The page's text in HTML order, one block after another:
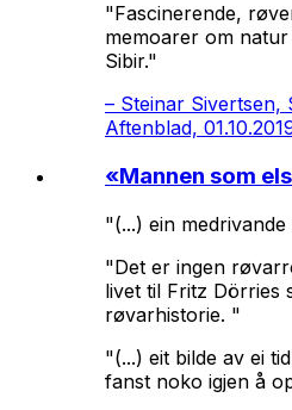
"Fascinerende,
memoarer om
Sibir."
– Steinar Sivertsen,
Aftenblad,
«Mannen som
"(...) ein
"Det er ingen
livet til Fritz Dörries
røvarhistorie. "
"(...) eit bilde av ei
fanst noko igjen å